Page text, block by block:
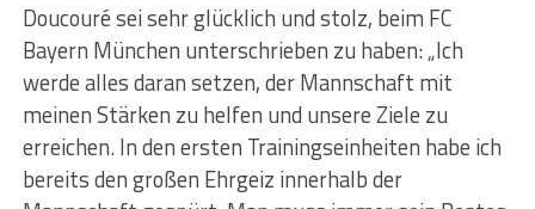
Doucouré sei sehr glücklich und stolz, beim FC
Bayern München unterschrieben zu haben: „Ich
werde alles daran setzen, der Mannschaft mit
meinen Stärken zu helfen und unsere Ziele zu
erreichen. In den ersten Trainingseinheiten habe ich
bereits den großen Ehrgeiz innerhalb der